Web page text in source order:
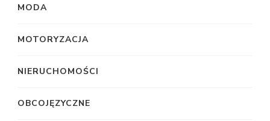
MODA
MOTORYZACJA
NIERUCHOMOŚCI
OBCOJĘZYCZNE